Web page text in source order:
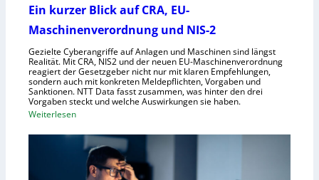
h
e
n
l
c
h
a
f
t
f
Ein kurzer Blick auf CRA, EU-
Maschinenverordnung und NIS-2
Gezielte Cyberangriffe auf Anlagen und Maschinen sind längst
Realität. Mit CRA, NIS2 und der neuen EU-Maschinenverordnung
reagiert der Gesetzgeber nicht nur mit klaren Empfehlungen,
sondern auch mit konkreten Meldepflichten, Vorgaben und
Sanktionen. NTT Data fasst zusammen, was hinter den drei
Vorgaben steckt und welche Auswirkungen sie haben.
Weiterlesen: